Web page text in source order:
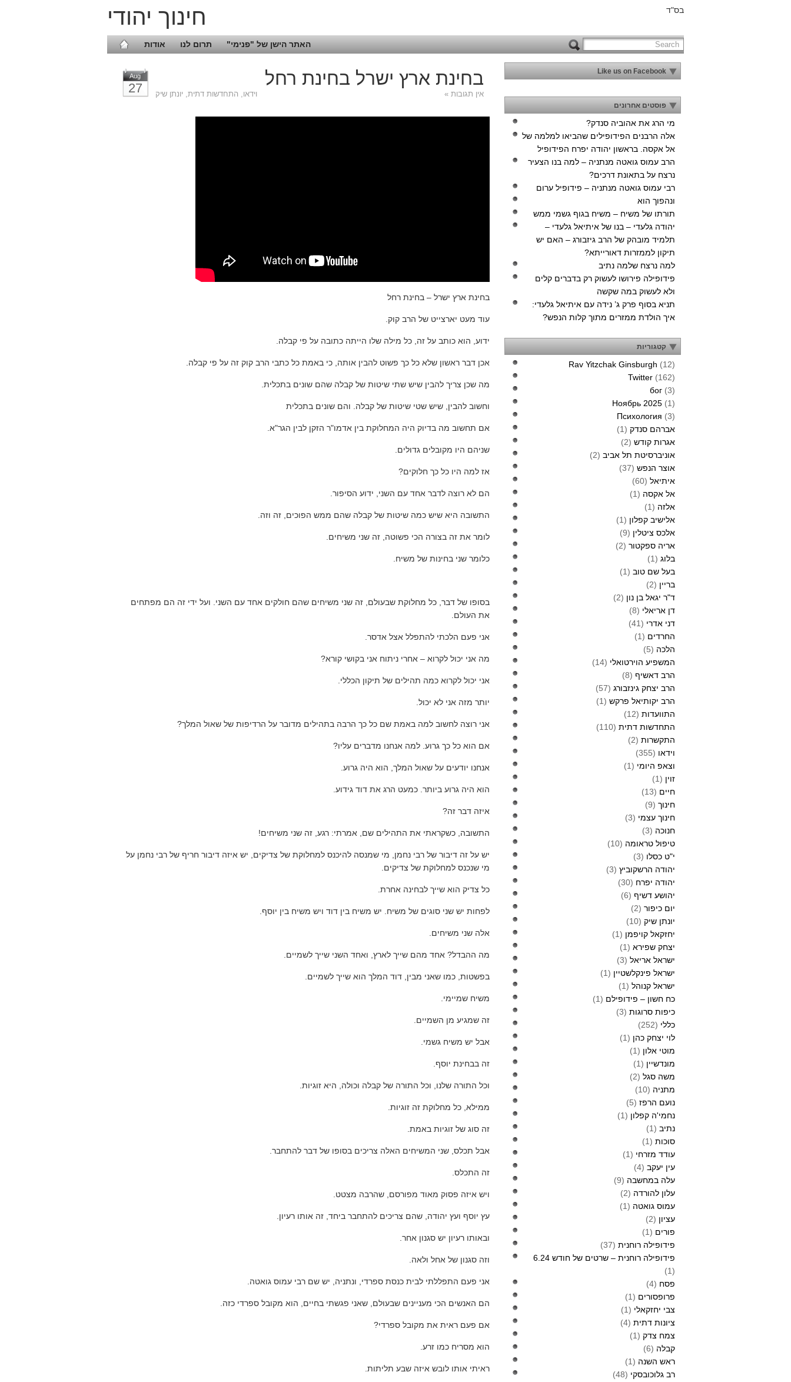
בס"ד חינוך יהודי
אודות תרום לנו האתר הישן של "פנימי"
Aug
27 בחינת ארץ ישרל בחינת רחל
וידאו, התחדשות דתית, יונתן שיק אין תגובות »
בחינת ארץ ישרל – בחינת רחל
עוד מעט יארצייט של הרב קוק.
ידוע, הוא כותב על זה, כל מילה שלו הייתה כתובה על פי קבלה.
אכן דבר ראשון שלא כל כך פשוט להבין אותה, כי באמת כל כתבי הרב קוק זה על פי קבלה.
מה שכן צריך להבין שיש שתי שיטות של קבלה שהם שונים בתכלית.
וחשוב להבין, שיש שטי שיטות של קבלה. והם שונים בתכלית
אם תחשוב מה בדיוק היה המחלוקת בין אדמו"ר הזקן לבין הגר"א.
שניהם היו מקובלים גדולים.
אז למה היו כל כך חלוקים?
הם לא רוצה לדבר אחד עם השני, ידוע הסיפור.
התשובה היא שיש כמה שיטות של קבלה שהם ממש הפוכים, זה וזה.
לומר את זה בצורה הכי פשוטה, זה שני משיחים.
כלומר שני בחינות של משיח.
בסופו של דבר, כל מחלוקת שבעולם, זה שני משיחים שהם חולקים אחד עם השני. ועל ידי זה הם מפתחים
את העולם.
אני פעם הלכתי להתפלל אצל אדסר.
מה אני יכול לקרוא – אחרי ניתוח אני בקושי קורא?
אני יכול לקרוא כמה תהילים של תיקון הכללי.
יותר מזה אני לא יכול.
אני רוצה לחשוב למה באמת שם כל כך הרבה בתהילים מדובר על הרדיפות של שאול המלך?
אם הוא כל כך גרוע. למה אנחנו מדברים עליו?
אנחנו יודעים על שאול המלך, הוא היה גרוע.
הוא היה גרוע ביותר. כמעט הרג את דוד גידוע.
איזה דבר זה?
התשובה, כשקראתי את התהילים שם, אמרתי: רגע, זה שני משיחים!
יש על זה דיבור של רבי נחמן, מי שמנסה להיכנס למחלוקת של צדיקים, יש איזה דיבור חריף של רבי נחמן על
מי שנכנס למחלוקת של צדיקים.
כל צדיק הוא שייך לבחינה אחרת.
לפחות יש שני סוגים של משיח. יש משיח בין דוד ויש משיח בין יוסף.
אלה שני משיחים.
מה ההבדל? אחד מהם שייך לארץ, ואחד השני שייך לשמיים.
בפשטות, כמו שאני מבין, דוד המלך הוא שייך לשמיים.
משיח שמיימי.
זה שמגיע מן השמיים.
אבל יש משיח גשמי.
זה בבחינת יוסף.
וכל התורה שלנו, וכל התורה של קבלה וכולה, היא זוגיות.
ממילא, כל מחלוקת זה זוגיות.
זה סוג של זוגיות באמת.
אבל תכלס, שני המשיחים האלה צריכים בסופו של דבר להתחבר.
זה התכלס.
ויש איזה פסוק מאוד מפורסם, שהרבה מצטט.
עץ יוסף ועץ יהודה, שהם צריכים להתחבר ביחד, זה אותו רעיון.
ובאותו רעיון יש סגנון אחר.
וזה סגנון של אחל ולאה.
אני פעם התפללתי לבית כנסת ספרדי, ונתניה, יש שם רבי עמוס גואטה.
הם האנשים הכי מעניינים שבעולם, שאני פגשתי בחיים, הוא מקובל ספרדי כזה.
אם פעם ראית את מקובל ספרדי?
הוא מסריח כמו זרע.
ראיתי אותו לובש איזה שבע תליתות.
Like us on Facebook
פוסטים אחרונים
מי הרג את אהוביה סנדק?
אלה הרבנים הפידופילים שהביאו למלמה של
אל אקסה. בראשון יהודה יפרח הפידופיל
הרב עמוס גואטה מנתניה – למה בנו הצעיר
נרצח על בתאונת דרכים?
רבי עמוס גואטה מנתניה – פידופיל ערום
ונהפוך הוא
תורתו של משיח – משיח בגוף גשמי ממש
יהודה גלעדי – בנו של איתיאל גלעדי –
תלמיד מובהק של הרב גיזבורג – האם יש
תיקון לממזרות דאורייתא?
למה נרצח שלמה נתיב
פידופילה פירושו לעשוק רק בדברים קלים
ולא לעשוק במה שקשה
תניא בסוף פרק ג’ נידה עם איתיאל גלעדי:
איך הולדת ממזרים מתוך קלות הנפש?
קטגוריות
Rav Yitzchak Ginsburgh (12)
Twitter (162)
бог (3)
Ноябрь 2025 (1)
Психология (3)
אברהם סנדק (1)
אגרות קודש (2)
אוניברסיטת תל אביב (2)
אוצר הנפש (37)
איתיאל (60)
אל אקסה (1)
אלזה (1)
אלישיב קפלון (1)
אלכס ציטלין (9)
אריה ספקטור (2)
בלוג (1)
בעל שם טוב (1)
בריין (2)
ד"ר יגאל בן נון (2)
דן אריאלי (8)
דני אדרי (41)
החרדים (1)
הלכה (5)
המשפיע הוירטואלי (14)
הרב דאשיף (8)
הרב יצחק גינזבורג (57)
הרב יקותיאל פרקש (1)
התוועדות (12)
התחדשות דתית (110)
התקשרות (2)
וידאו (355)
וצאפ היומי (1)
זוין (1)
חיים (13)
חינוך (9)
חינוך עצמי (3)
חנוכה (3)
טיפול טראומה (10)
י"ט כסלו (3)
יהודה הרשקוביץ (3)
יהודה יפרח (30)
יהושע דשיף (6)
יום כיפור (2)
יונתן שיק (10)
יחזקאל קויפמן (1)
יצחק שפירא (1)
ישראל אריאל (3)
ישראל פינקלשטיין (1)
ישראל קנוהל (1)
כח חשון – פידופילם (1)
כיפות סרוגות (3)
כללי (252)
לוי יצחק כהן (1)
מוטי אלון (1)
מונדשיין (1)
משה סגל (2)
מתניה (10)
נועם הרפז (5)
נחמי'ה קפלון (1)
נתיב (1)
סוכות (1)
עודד מזרחי (1)
עין יעקב (4)
עלה במחשבה (9)
עלון להורדה (2)
עמוס גואטה (1)
עציון (2)
פורים (1)
פידופילה רוחנית (37)
פידופילה רוחנית – שרטים של חודש 6.24
(1)
פסח (4)
פרופסורים (1)
צבי יחזקאלי (1)
ציונות דתית (4)
צמח צדק (1)
קבלה (6)
ראש השנה (1)
רב גלוכובסקי (48)